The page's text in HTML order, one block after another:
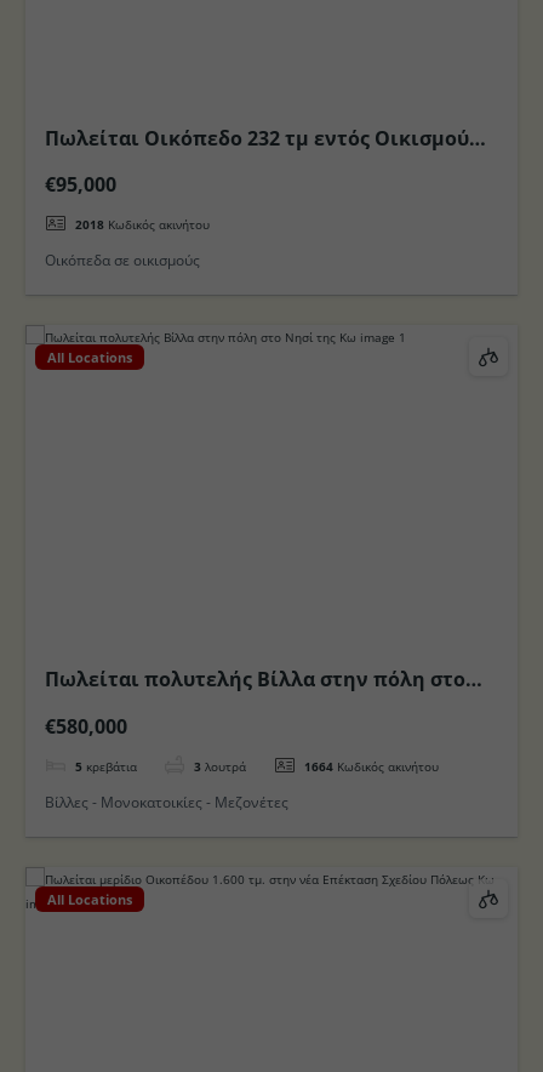
Πωλείται Οικόπεδο 232 τμ εντός Οικισμού
€95,000
2018 Κωδικός ακινήτου
Οικόπεδα σε οικισμούς
All Locations
Πωλείται πολυτελής Βίλλα στην πόλη στο
€580,000
5 κρεβάτια 3 λουτρά 1664 Κωδικός ακινήτου
Βίλλες - Μονοκατοικίες - Μεζονέτες
All Locations